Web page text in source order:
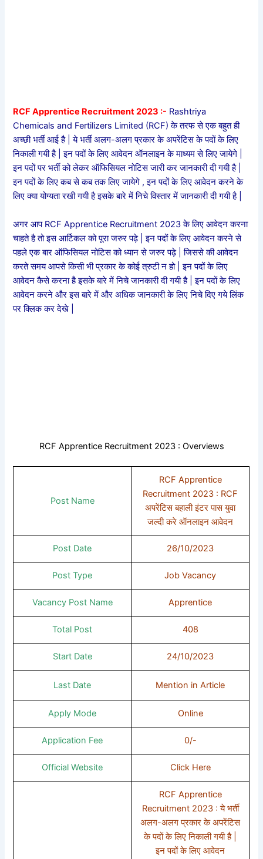
RCF Apprentice Recruitment 2023 :- Rashtriya
Chemicals and Fertilizers Limited (RCF) के तरफ से एक बहुत ही
अच्छी भर्ती आई है | ये भर्ती अलग-अलग प्रकार के अपरेंटिस के पदों के लिए
निकाली गयी है | इन पदों के लिए आवेदन ऑनलाइन के माध्यम से लिए जायेगे |
इन पदों पर भर्ती को लेकर ऑफिसियल नोटिस जारी कर जानकारी दी गयी है |
इन पदों के लिए कब से कब तक लिए जायेगे , इन पदों के लिए आवेदन करने के
लिए क्या योग्यता रखी गयी है इसके बारे में निचे विस्तार में जानकारी दी गयी है |
अगर आप RCF Apprentice Recruitment 2023 के लिए आवेदन करना
चाहते है तो इस आर्टिकल को पूरा जरुर पढ़े | इन पदों के लिए आवेदन करने से
पहले एक बार ऑफिसियल नोटिस को ध्यान से जरुर पढ़े | जिससे की आवेदन
करते समय आपसे किसी भी प्रकार के कोई त्रुटी न हो | इन पदों के लिए
आवेदन कैसे करना है इसके बारे में निचे जानकारी दी गयी है | इन पदों के लिए
आवेदन करने और इस बारे में और अधिक जानकारी के लिए निचे दिए गये लिंक
पर क्लिक कर देखे |
RCF Apprentice Recruitment 2023 : Overviews
Post Name
RCF Apprentice
Recruitment 2023 : RCF
अपरेंटिस बहाली इंटर पास युवा
जल्दी करे ऑनलाइन आवेदन
Post Date 26/10/2023
Post Type Job Vacancy
Vacancy Post Name Apprentice
Total Post 408
Start Date 24/10/2023
Last Date Mention in Article
Apply Mode Online
Application Fee 0/-
Official Website Click Here
RCF Apprentice
Recruitment 2023 : ये भर्ती
अलग-अलग प्रकार के अपरेंटिस
के पदों के लिए निकाली गयी है |
इन पदों के लिए आवेदन